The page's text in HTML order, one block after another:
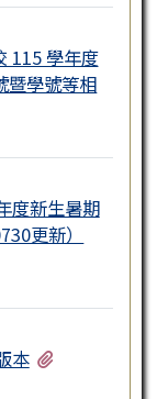
115 學年度
暨學號等相
度新生暑期
更新）
本